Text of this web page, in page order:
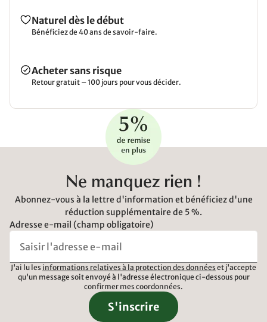
Naturel dès le début
Bénéficiez de 40 ans de savoir-faire.
Acheter sans risque
Retour gratuit – 100 jours pour vous décider.
Ne manquez rien !
Abonnez-vous à la lettre d'information et bénéficiez d'une
réduction supplémentaire de 5 %.
Adresse e-mail (champ obligatoire)
J'ai lu les informations relatives à la protection des données et j'accepte
qu'un message soit envoyé à l'adresse électronique ci-dessous pour
confirmer mes coordonnées.
S'inscrire